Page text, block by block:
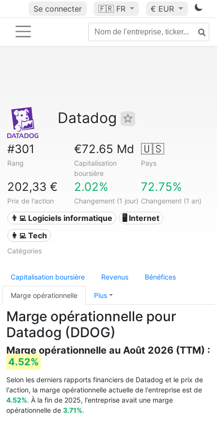
Se connecter 🇫🇷 FR € EUR
Datadog
#301
Rang
€72.65 Md
Capitalisation
boursière
🇺🇸
Pays
202,33 €
Prix de l'action
2.02%
Changement (1 jour)
72.75%
Changement (1 an)
👨‍💻 Logiciels informatique
🖥️ Internet
👩‍💻 Tech
Catégories
Capitalisation boursière Revenus Bénéfices
Marge opérationnelle Plus
Marge opérationnelle pour
Datadog (DDOG)
Marge opérationnelle au Août 2026 (TTM) :
4.52%
Selon les derniers rapports financiers de Datadog et le prix de
l'action, la marge opérationnelle actuelle de l'entreprise est de
4.52%. À la fin de 2025, l'entreprise avait une marge
opérationnelle de 3.71%.